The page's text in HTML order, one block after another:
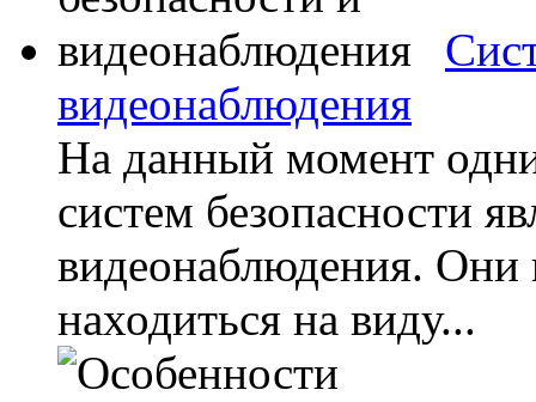
видеонаблюдения
На данный момент
систем безопасности
видеонаблюдения.
находиться на виду...